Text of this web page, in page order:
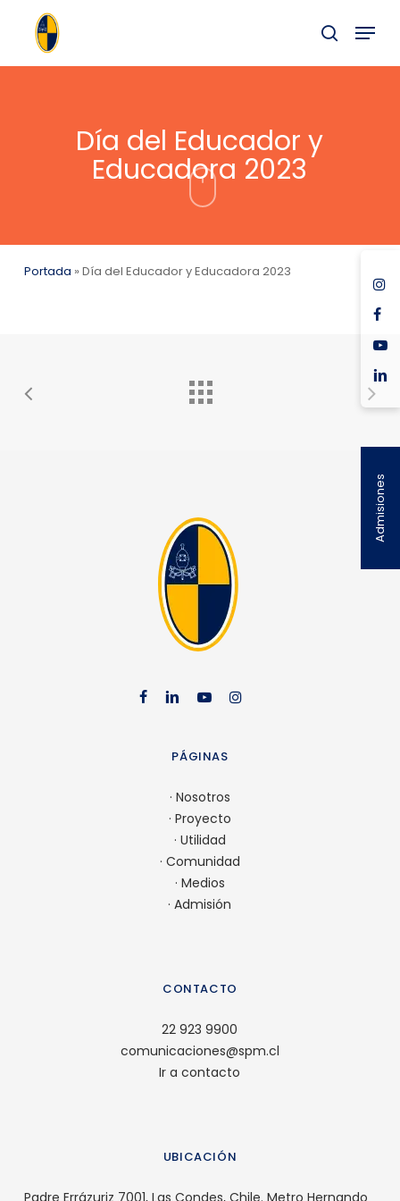
buscar
Menu
Día del Educador y
Educadora 2023
Portada » Día del Educador y Educadora 2023
Admisiones
facebook
linkedin
youtube
PÁGINAS
· Nosotros
· Proyecto
· Utilidad
· Comunidad
· Medios
·Admisión
CONTACTO
22 923 9900
comunicaciones@spm.cl
Ir a contacto
UBICACIÓN
Padre Errázuriz 7001, Las Condes, Chile. Metro Hernando